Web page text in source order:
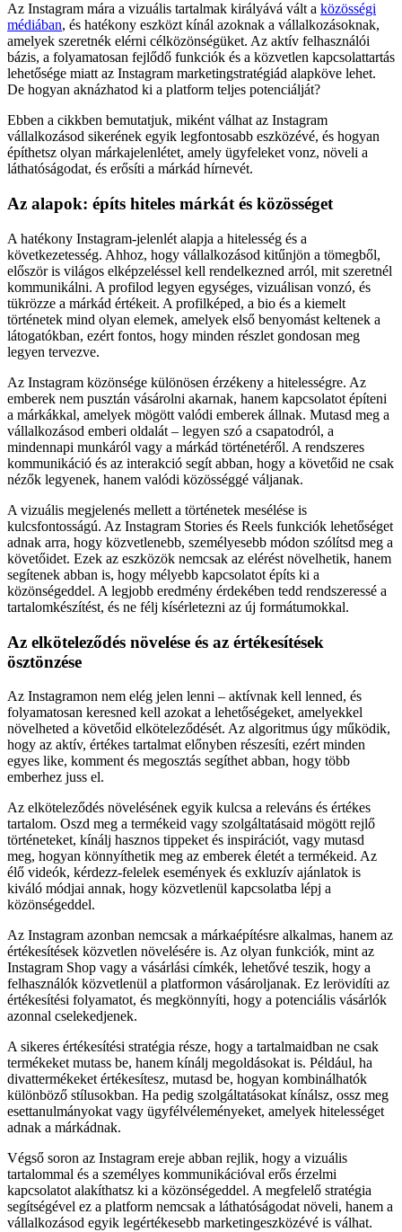
Az Instagram mára a vizuális tartalmak királyává vált a közösségi
médiában, és hatékony eszközt kínál azoknak a vállalkozásoknak,
amelyek szeretnék elérni célközönségüket. Az aktív felhasználói
bázis, a folyamatosan fejlődő funkciók és a közvetlen kapcsolattartás
lehetősége miatt az Instagram marketingstratégiád alapköve lehet.
De hogyan aknázhatod ki a platform teljes potenciálját?
Ebben a cikkben bemutatjuk, miként válhat az Instagram
vállalkozásod sikerének egyik legfontosabb eszközévé, és hogyan
építhetsz olyan márkajelenlétet, amely ügyfeleket vonz, növeli a
láthatóságodat, és erősíti a márkád hírnevét.
Az alapok: építs hiteles márkát és közösséget
A hatékony Instagram-jelenlét alapja a hitelesség és a
következetesség. Ahhoz, hogy vállalkozásod kitűnjön a tömegből,
először is világos elképzeléssel kell rendelkezned arról, mit szeretnél
kommunikálni. A profilod legyen egységes, vizuálisan vonzó, és
tükrözze a márkád értékeit. A profilképed, a bio és a kiemelt
történetek mind olyan elemek, amelyek első benyomást keltenek a
látogatókban, ezért fontos, hogy minden részlet gondosan meg
legyen tervezve.
Az Instagram közönsége különösen érzékeny a hitelességre. Az
emberek nem pusztán vásárolni akarnak, hanem kapcsolatot építeni
a márkákkal, amelyek mögött valódi emberek állnak. Mutasd meg a
vállalkozásod emberi oldalát – legyen szó a csapatodról, a
mindennapi munkáról vagy a márkád történetéről. A rendszeres
kommunikáció és az interakció segít abban, hogy a követőid ne csak
nézők legyenek, hanem valódi közösséggé váljanak.
A vizuális megjelenés mellett a történetek mesélése is
kulcsfontosságú. Az Instagram Stories és Reels funkciók lehetőséget
adnak arra, hogy közvetlenebb, személyesebb módon szólítsd meg a
követőidet. Ezek az eszközök nemcsak az elérést növelhetik, hanem
segítenek abban is, hogy mélyebb kapcsolatot építs ki a
közönségeddel. A legjobb eredmény érdekében tedd rendszeressé a
tartalomkészítést, és ne félj kísérletezni az új formátumokkal.
Az elköteleződés növelése és az értékesítések
ösztönzése
Az Instagramon nem elég jelen lenni – aktívnak kell lenned, és
folyamatosan keresned kell azokat a lehetőségeket, amelyekkel
növelheted a követőid elköteleződését. Az algoritmus úgy működik,
hogy az aktív, értékes tartalmat előnyben részesíti, ezért minden
egyes like, komment és megosztás segíthet abban, hogy több
emberhez juss el.
Az elköteleződés növelésének egyik kulcsa a releváns és értékes
tartalom. Oszd meg a termékeid vagy szolgáltatásaid mögött rejlő
történeteket, kínálj hasznos tippeket és inspirációt, vagy mutasd
meg, hogyan könnyíthetik meg az emberek életét a termékeid. Az
élő videók, kérdezz-felelek események és exkluzív ajánlatok is
kiváló módjai annak, hogy közvetlenül kapcsolatba lépj a
közönségeddel.
Az Instagram azonban nemcsak a márkaépítésre alkalmas, hanem az
értékesítések közvetlen növelésére is. Az olyan funkciók, mint az
Instagram Shop vagy a vásárlási címkék, lehetővé teszik, hogy a
felhasználók közvetlenül a platformon vásároljanak. Ez lerövidíti az
értékesítési folyamatot, és megkönnyíti, hogy a potenciális vásárlók
azonnal cselekedjenek.
A sikeres értékesítési stratégia része, hogy a tartalmaidban ne csak
termékeket mutass be, hanem kínálj megoldásokat is. Például, ha
divattermékeket értékesítesz, mutasd be, hogyan kombinálhatók
különböző stílusokban. Ha pedig szolgáltatásokat kínálsz, ossz meg
esettanulmányokat vagy ügyfélvéleményeket, amelyek hitelességet
adnak a márkádnak.
Végső soron az Instagram ereje abban rejlik, hogy a vizuális
tartalommal és a személyes kommunikációval erős érzelmi
kapcsolatot alakíthatsz ki a közönségeddel. A megfelelő stratégia
segítségével ez a platform nemcsak a láthatóságodat növeli, hanem a
vállalkozásod egyik legértékesebb marketingeszközévé is válhat.